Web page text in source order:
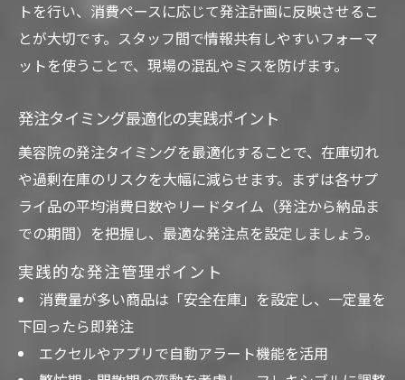
トを行い、消費ペースに応じて発注計画に反映させるこ
とが大切です。スタッフ間で情報共有しやすいフォーマ
ットを使うことで、現場の混乱やミスを防げます。
発注タイミング最適化の実践ポイント
美容院の発注タイミングを最適化することで、在庫切れ
や過剰在庫のリスクを大幅に減らせます。まずは各サプ
ライ品の平均消費日数やリードタイム（発注から納品ま
での期間）を把握し、最適な発注点を設定しましょう。
実践的な発注管理ポイント
消費量が多い商品は「安全在庫」を設定し、一定量を
下回ったら即発注
エクセルやアプリで自動アラート機能を活用